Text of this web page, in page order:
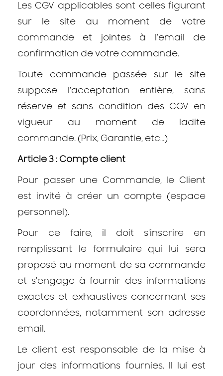
Les CGV applicables sont celles figurant
sur le site au moment de votre
commande et jointes à l’email de
confirmation de votre commande.
Toute commande passée sur le site
suppose l'acceptation entière, sans
réserve et sans condition des CGV en
vigueur au moment de ladite
commande. (Prix, Garantie, etc…)
Article 3 : Compte client
Pour passer une Commande, le Client
est invité à créer un compte (espace
personnel).
Pour ce faire, il doit s'inscrire en
remplissant le formulaire qui lui sera
proposé au moment de sa commande
et s'engage à fournir des informations
exactes et exhaustives concernant ses
coordonnées, notamment son adresse
email.
Le client est responsable de la mise à
jour des informations fournies. Il lui est